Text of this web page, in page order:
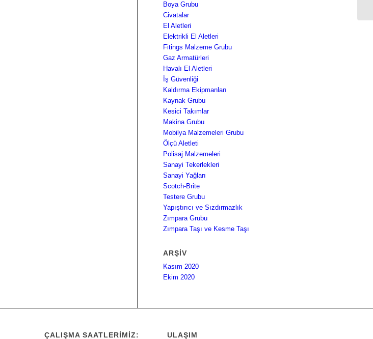
Boya Grubu
Civatalar
El Aletleri
Elektrikli El Aletleri
Fitings Malzeme Grubu
Gaz Armatürleri
Havalı El Aletleri
İş Güvenliği
Kaldırma Ekipmanları
Kaynak Grubu
Kesici Takımlar
Makina Grubu
Mobilya Malzemeleri Grubu
Ölçü Aletleti
Polisaj Malzemeleri
Sanayi Tekerlekleri
Sanayi Yağları
Scotch-Brite
Testere Grubu
Yapıştırıcı ve Sızdırmazlık
Zımpara Grubu
Zımpara Taşı ve Kesme Taşı
ARŞIV
Kasım 2020
Ekim 2020
ÇALIŞMA SAATLERIMIZ: ULAŞIM